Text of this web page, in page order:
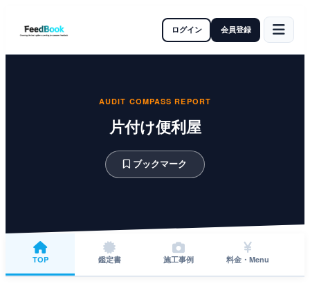
ログイン 会員登録
AUDIT COMPASS REPORT
片付け便利屋
ブックマーク
TOP 鑑定書 施工事例 料金・Menu